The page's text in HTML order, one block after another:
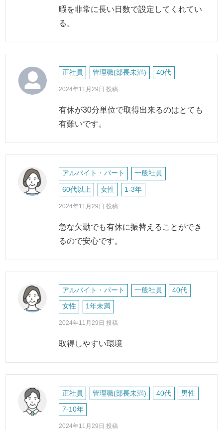
暇を非常に長い日数で設定してくれてい
る。
正社員 管理職(部長未満) 40代
2024年11月29日 投稿
有休が30分単位で取得出来るのはとても
有難いです。
アルバイト・パート 一般社員
60代以上 女性 1-3年
2024年11月29日 投稿
急な欠勤でも有休に振替えることができ
るので安心です。
アルバイト・パート 一般社員 40代
女性 1年未満
2024年11月29日 投稿
取得しやすい環境
正社員 管理職(部長未満) 40代 男性
7-10年
2024年11月29日 投稿